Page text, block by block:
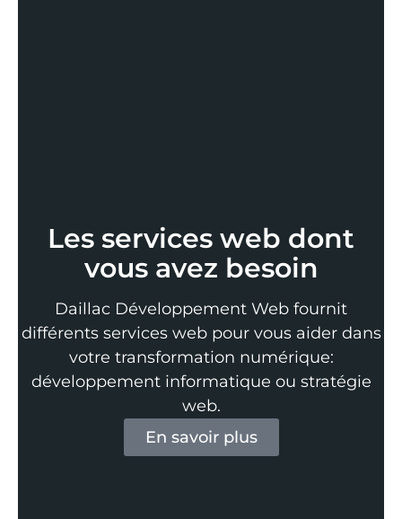
Les services web dont
vous avez besoin
Daillac Développement Web fournit
différents services web pour vous aider dans
votre transformation numérique:
développement informatique ou stratégie
web.
En savoir plus